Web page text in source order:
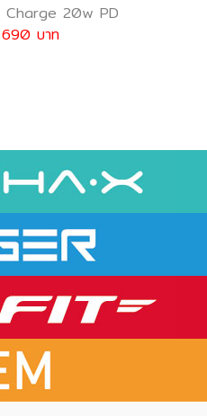
20w PD
690 บาท
BANK
10PD POWER BANK